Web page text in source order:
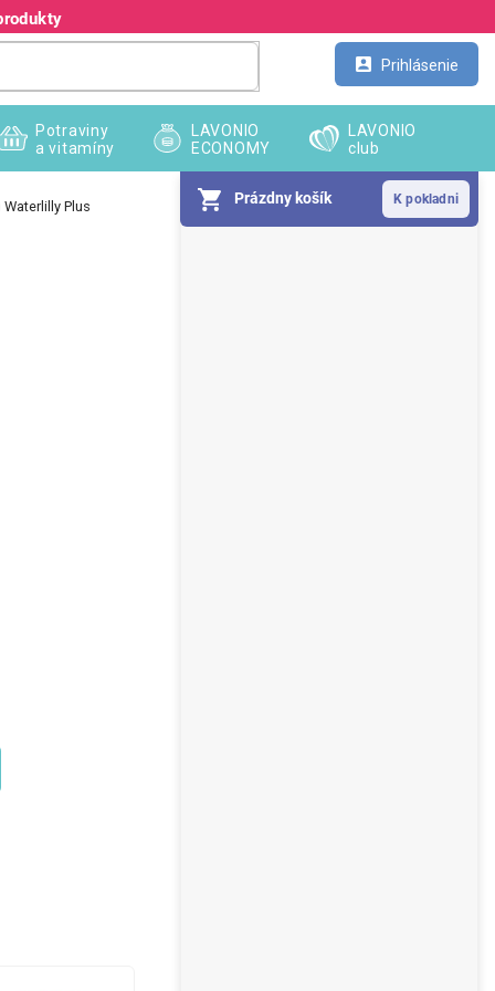
Prihlásenie
Prázdny košík
Potraviny
a vitamíny
LAVONIO
ECONOMY
LAVONIO
club
Plus